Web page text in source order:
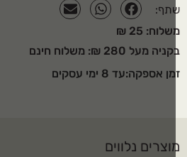
25 ₪
מעל 280 ₪: משלוח חינם
אספקה:עד 8 ימי עסקים
נלווים